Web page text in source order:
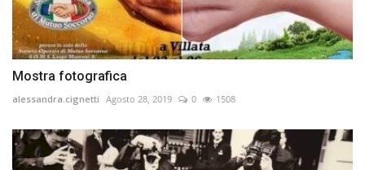
Mostra fotografica
alessandra.cignetti Agosto 28, 2019 0 1508